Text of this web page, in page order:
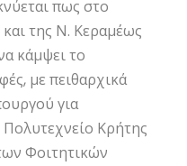
πως στο
της Ν. Κεραμέως
κάμψει το
με πειθαρχικά
για
Κρήτης
Φοιτητικών